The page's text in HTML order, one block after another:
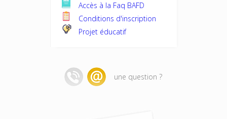
Accès à la Faq BAFD
Conditions d'inscription
Projet éducatif
une question ?